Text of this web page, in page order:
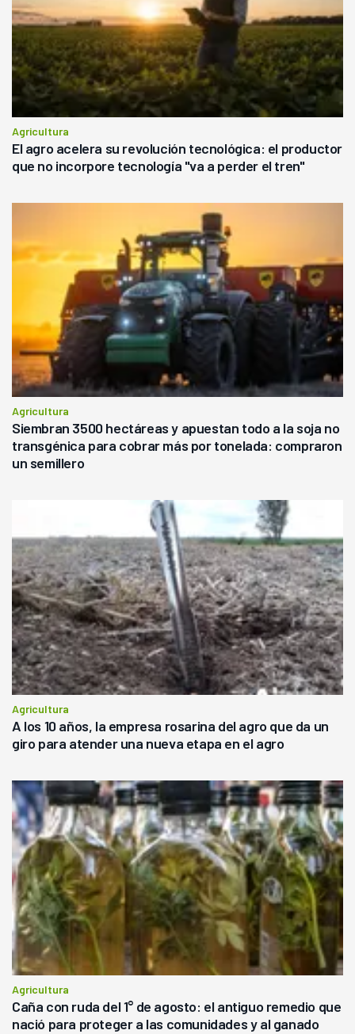
Agricultura
El agro acelera su revolución tecnológica: el productor
que no incorpore tecnología "va a perder el tren"
Agricultura
Siembran 3500 hectáreas y apuestan todo a la soja no
transgénica para cobrar más por tonelada: compraron
un semillero
Agricultura
A los 10 años, la empresa rosarina del agro que da un
giro para atender una nueva etapa en el agro
Agricultura
Caña con ruda del 1° de agosto: el antiguo remedio que
nació para proteger a las comunidades y al ganado